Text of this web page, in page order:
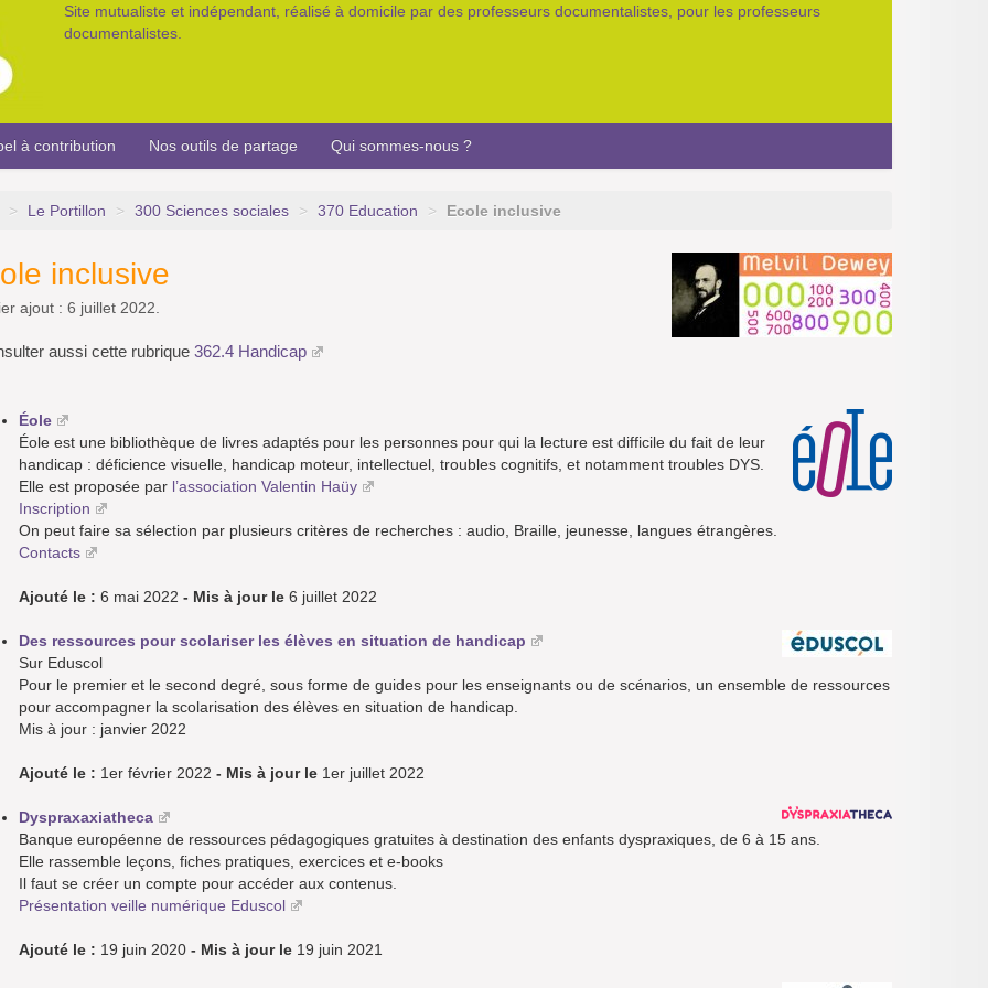
Site mutualiste et indépendant, réalisé à domicile par des professeurs documentalistes, pour les professeurs
documentalistes.
à contribution Nos outils de partage Qui sommes-nous ?
> Le Portillon > 300 Sciences sociales > 370 Education > Ecole inclusive
inclusive
ajout : 6 juillet 2022.
aussi cette rubrique 362.4 Handicap
Éole
Éole est une bibliothèque de livres adaptés pour les personnes pour qui la lecture est difficile du fait de leur
handicap : déficience visuelle, handicap moteur, intellectuel, troubles cognitifs, et notamment troubles DYS.
Elle est proposée par l’association Valentin Haüy
Inscription
On peut faire sa sélection par plusieurs critères de recherches : audio, Braille, jeunesse, langues étrangères.
Contacts
Ajouté le : 6 mai 2022 - Mis à jour le 6 juillet 2022
Des ressources pour scolariser les élèves en situation de handicap
Sur Eduscol
Pour le premier et le second degré, sous forme de guides pour les enseignants ou de scénarios, un ensemble de ressources
pour accompagner la scolarisation des élèves en situation de handicap.
Mis à jour : janvier 2022
Ajouté le : 1er février 2022 - Mis à jour le 1er juillet 2022
Dyspraxaxiatheca
Banque européenne de ressources pédagogiques gratuites à destination des enfants dyspraxiques, de 6 à 15 ans.
Elle rassemble leçons, fiches pratiques, exercices et e-books
Il faut se créer un compte pour accéder aux contenus.
Présentation veille numérique Eduscol
Ajouté le : 19 juin 2020 - Mis à jour le 19 juin 2021